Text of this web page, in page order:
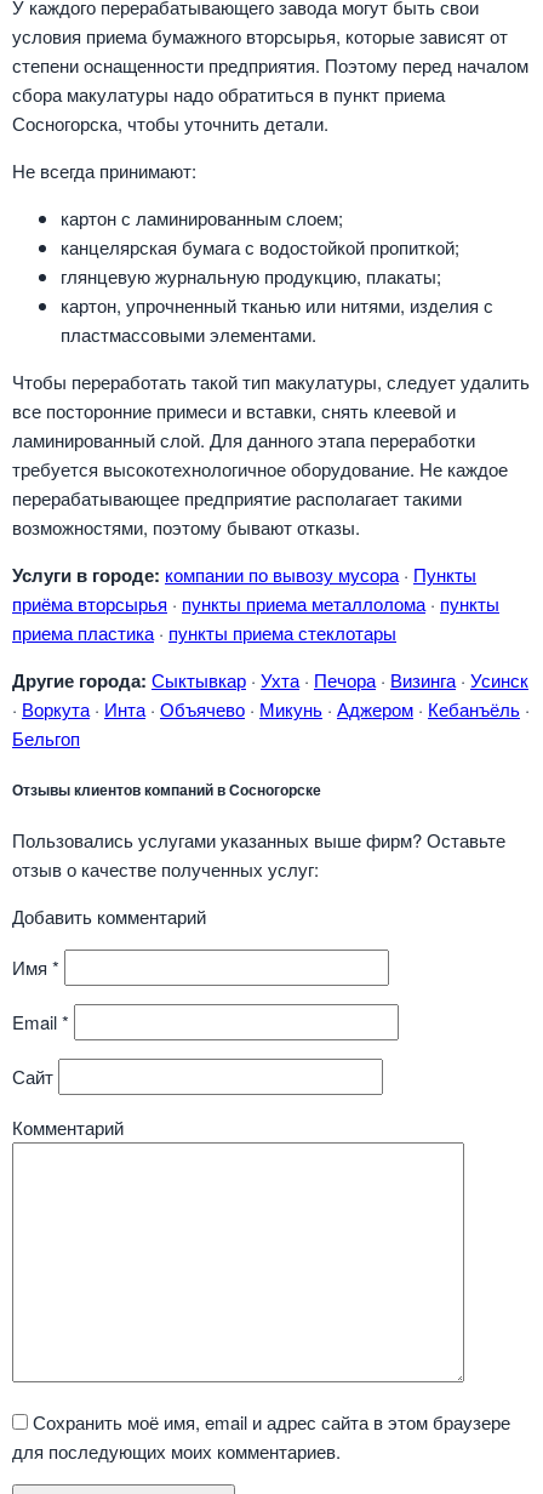
У каждого перерабатывающего завода могут быть свои
условия приема бумажного вторсырья, которые зависят от
степени оснащенности предприятия. Поэтому перед началом
сбора макулатуры надо обратиться в пункт приема
Сосногорска, чтобы уточнить детали.
Не всегда принимают:
картон с ламинированным слоем;
канцелярская бумага с водостойкой пропиткой;
глянцевую журнальную продукцию, плакаты;
картон, упрочненный тканью или нитями, изделия с
пластмассовыми элементами.
Чтобы переработать такой тип макулатуры, следует удалить
все посторонние примеси и вставки, снять клеевой и
ламинированный слой. Для данного этапа переработки
требуется высокотехнологичное оборудование. Не каждое
перерабатывающее предприятие располагает такими
возможностями, поэтому бывают отказы.
Услуги в городе: компании по вывозу мусора · Пункты
приёма вторсырья · пункты приема металлолома · пункты
приема пластика · пункты приема стеклотары
Другие города: Сыктывкар · Ухта · Печора · Визинга · Усинск
· Воркута · Инта · Объячево · Микунь · Аджером · Кебанъёль ·
Бельгоп
Отзывы клиентов компаний в Сосногорске
Пользовались услугами указанных выше фирм? Оставьте
отзыв о качестве полученных услуг:
Добавить комментарий
Имя *
Email*
Сайт
Комментарий
Сохранить моё имя, email и адрес сайта в этом браузере
для последующих моих комментариев.